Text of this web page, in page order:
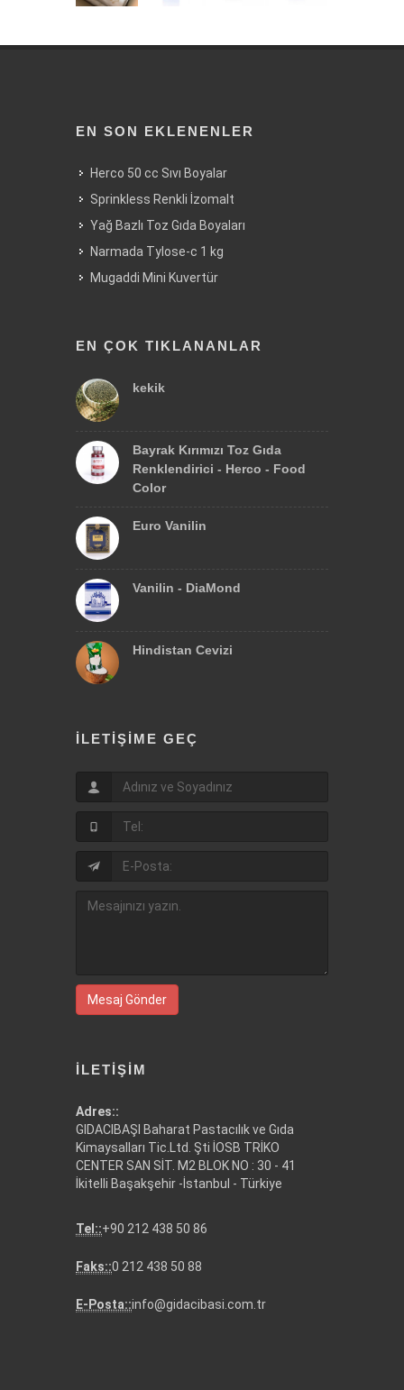
EN SON EKLENENLER
Herco 50 cc Sıvı Boyalar
Sprinkless Renkli İzomalt
Yağ Bazlı Toz Gıda Boyaları
Narmada Tylose-c 1 kg
Mugaddi Mini Kuvertür
EN ÇOK TIKLANANLAR
kekik
Bayrak Kırımızı Toz Gıda
Renklendirici - Herco - Food
Color
Euro Vanilin
Vanilin - DiaMond
Hindistan Cevizi
İLETIŞIME GEÇ
Mesaj Gönder
İLETIŞIM
Adres::
GIDACIBAŞI Baharat Pastacılık ve Gıda
Kimaysalları Tic.Ltd. Şti İOSB TRİKO
CENTER SAN SİT. M2 BLOK NO : 30 - 41
İkitelli Başakşehir -İstanbul - Türkiye
Tel::+90 212 438 50 86
Faks::0 212 438 50 88
E-Posta::info@gidacibasi.com.tr